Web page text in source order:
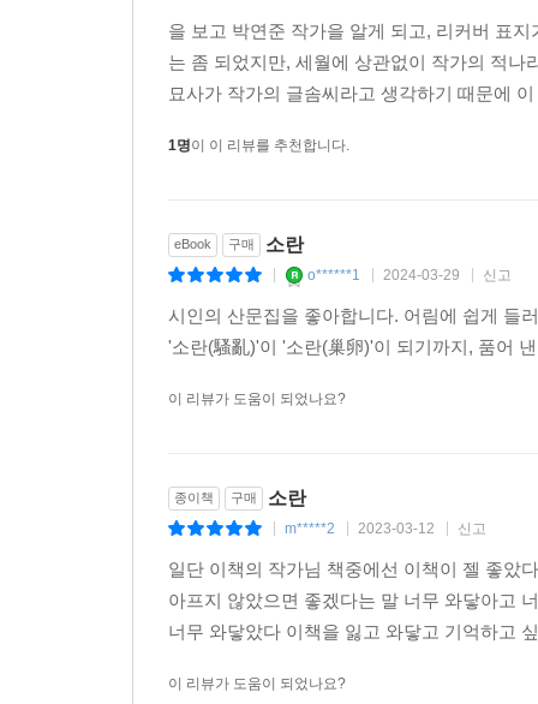
을 보고 박연준 작가을 알게 되고, 리커버 표
는 좀 되었지만, 세월에 상관없이 작가의 적
묘사가 작가의 글솜씨라고 생각하기 때문에
1명이 이 리뷰를 추천합니다.
eBook 구매 소란
o******1 2024-03-29 신고
시인의 산문집을 좋아합니다. 어림에 쉽게 들
'소란(騷亂)'이 '소란(巢卵)'이 되기까지, 품어
이 리뷰가 도움이 되었나요?
종이책 구매 소란
m*****2 2023-03-12 신고
일단 이책의 작가님 책중에선 이책이 젤 좋았
아프지 않았으면 좋겠다는 말 너무 와닿아고
너무 와닿았다 이책을 잃고 와닿고 기억하고
이 리뷰가 도움이 되었나요?